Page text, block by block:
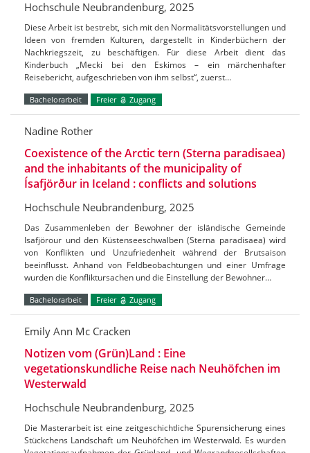
Hochschule Neubrandenburg, 2025
Diese Arbeit ist bestrebt, sich mit den Normalitätsvorstellungen und
Ideen von fremden Kulturen, dargestellt in Kinderbüchern der
Nachkriegszeit, zu beschäftigen. Für diese Arbeit dient das
Kinderbuch „Mecki bei den Eskimos – ein märchenhafter
Reisebericht, aufgeschrieben von ihm selbst“, zuerst…
Bachelorarbeit Freier Zugang
Nadine Rother
Coexistence of the Arctic tern (Sterna paradisaea)
and the inhabitants of the municipality of
Ísafjörður in Iceland : conflicts and solutions
Hochschule Neubrandenburg, 2025
Das Zusammenleben der Bewohner der isländische Gemeinde
Isafjörour und den Küstenseeschwalben (Sterna paradisaea) wird
von Konflikten und Unzufriedenheit während der Brutsaison
beeinflusst. Anhand von Feldbeobachtungen und einer Umfrage
wurden die Konfliktursachen und die Einstellung der Bewohner…
Bachelorarbeit Freier Zugang
Emily Ann Mc Cracken
Notizen vom (Grün)Land : Eine
vegetationskundliche Reise nach Neuhöfchen im
Westerwald
Hochschule Neubrandenburg, 2025
Die Masterarbeit ist eine zeitgeschichtliche Spurensicherung eines
Stückchens Landschaft um Neuhöfchen im Westerwald. Es wurden